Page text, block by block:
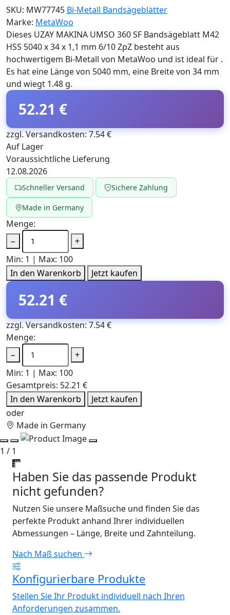
SKU: MW77745 Bi-Metall Bandsägeblätter
Marke: MetaWoo
Dieses UZAY MAKINA UMSO 360 SF Bandsägeblatt M42
HSS 5040 x 34 x 1,1 mm 6/10 ZpZ besteht aus
hochwertigem Bi-Metall von MetaWoo und ist ideal für .
Es hat eine Länge von 5040 mm, eine Breite von 34 mm
und wiegt 1.48 g.
52.21 €
zzgl. Versandkosten: 7.54 €
Auf Lager
Voraussichtliche Lieferung
12.08.2026
Schneller Versand Sichere Zahlung
Made in Germany
Menge:
−
+
Min: 1 | Max: 100
In den Warenkorb
Jetzt kaufen
52.21 €
zzgl. Versandkosten: 7.54 €
Menge:
−
+
Min: 1 | Max: 100
Gesamtpreis: 52.21 €
In den Warenkorb
Jetzt kaufen
oder
Made in Germany
1 / 1
Haben Sie das passende Produkt
nicht gefunden?
Nutzen Sie unsere Maßsuche und finden Sie das
perfekte Produkt anhand Ihrer individuellen
Abmessungen – Länge, Breite und Zahnteilung.
Nach Maß suchen
Konfigurierbare Produkte
Stellen Sie Ihr Produkt individuell nach Ihren
Anforderungen zusammen.